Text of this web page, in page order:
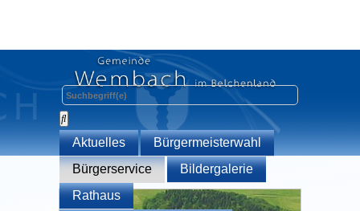
Aktuelles
Bürgermeisterwahl
Bürgerservice
Bildergalerie
Rathaus